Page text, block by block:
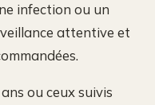
infection ou un
attentive et
ou ceux suivis